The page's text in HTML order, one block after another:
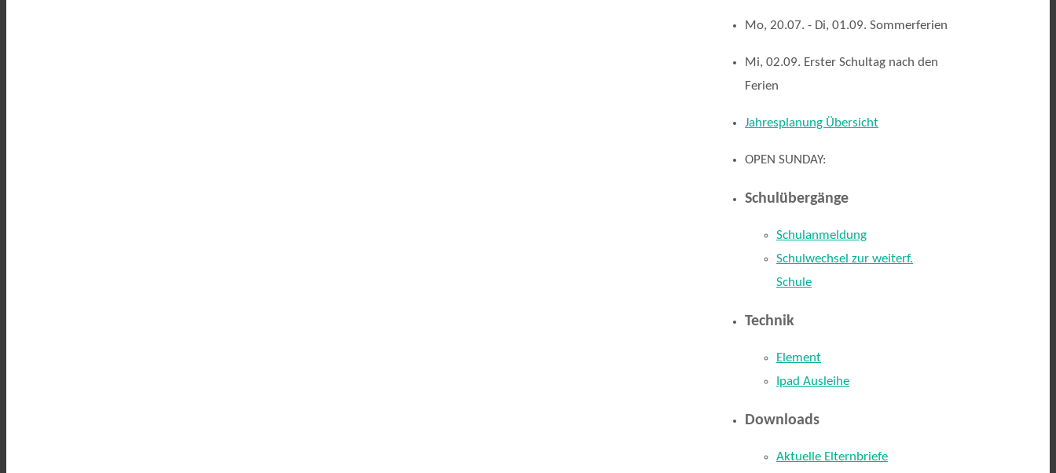
Mo, 20.07. - Di, 01.09. Sommerferien
Mi, 02.09. Erster Schultag nach den
Ferien
Jahresplanung Übersicht
OPEN SUNDAY:
Schulübergänge
Schulanmeldung
Schulwechsel zur weiterf.
Schule
Technik
Element
Ipad Ausleihe
Downloads
Aktuelle Elternbriefe